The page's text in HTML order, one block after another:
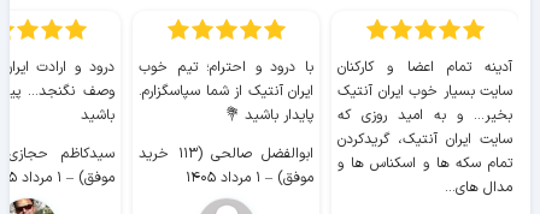
آدینه تمام اعضا و کارکنان
سایت بسیار خوب ايران آنتیک
بخیر... و به امید روزی که
سایت ايران آنتیک، گریدکردن
تمام سکه ها و اسکناس ها و
مدال های...
با درود و احترام؛ تیم خوب
ایران آنتیک از شما سپاسگزارم.
پایدار باشید 💐
ابوالفضل صالحی (۱۱۳ خرید
موفق) – ۱ مرداد ۱۴۰۵
درود و ارادت
وصف نگنجد...
باشید
موفق) – ۱ مرداد ۱۴۰۵